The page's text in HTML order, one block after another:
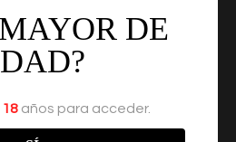
DE
18años para acceder.